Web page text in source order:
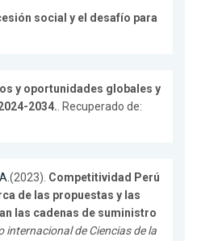
social y el desafío para
y oportunidades globales y
2034.. Recuperado de:
(2023). Competitividad Perú
de las propuestas y las
las cadenas de suministro
internacional de Ciencias de la